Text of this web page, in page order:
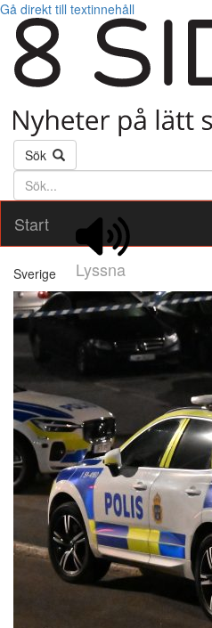
Gå direkt till textinnehåll
Sök
Söktext
Start
Lyssna
Sverige